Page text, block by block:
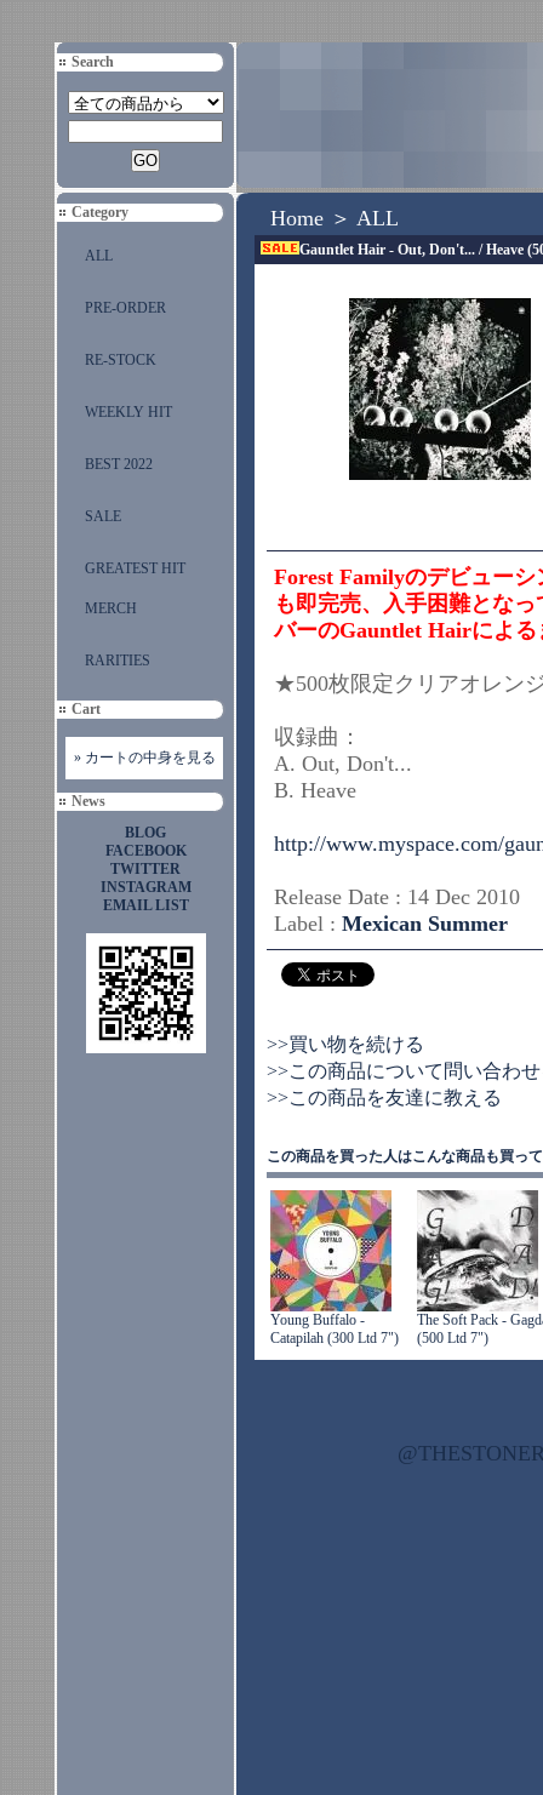
Search
Category
ALL
PRE-ORDER
RE-STOCK
WEEKLY HIT
BEST 2022
SALE
GREATEST HIT
MERCH
RARITIES
Cart
» カートの中身を見る
News
BLOG
FACEBOOK
TWITTER
INSTAGRAM
EMAIL LIST
Home ＞ ALL
Gauntlet Hair - Out, Don't... / Heave
Forest Familyのデビュー
も即完売、入手困難とな
バーのGauntlet Hairによ
★500枚限定クリアオレ
収録曲：
A. Out, Don't...
B. Heave
http://www.myspace.com/
Release Date : 14 Dec
Label : Mexican Summer
>>買い物を続ける
>>この商品について問い合わ
>>この商品を友達に教える
この商品を買った人はこんな商品も買っ
Young Buffalo -
Catapilah (300 Ltd 7")
The Soft Pack -
(500 Ltd 7")